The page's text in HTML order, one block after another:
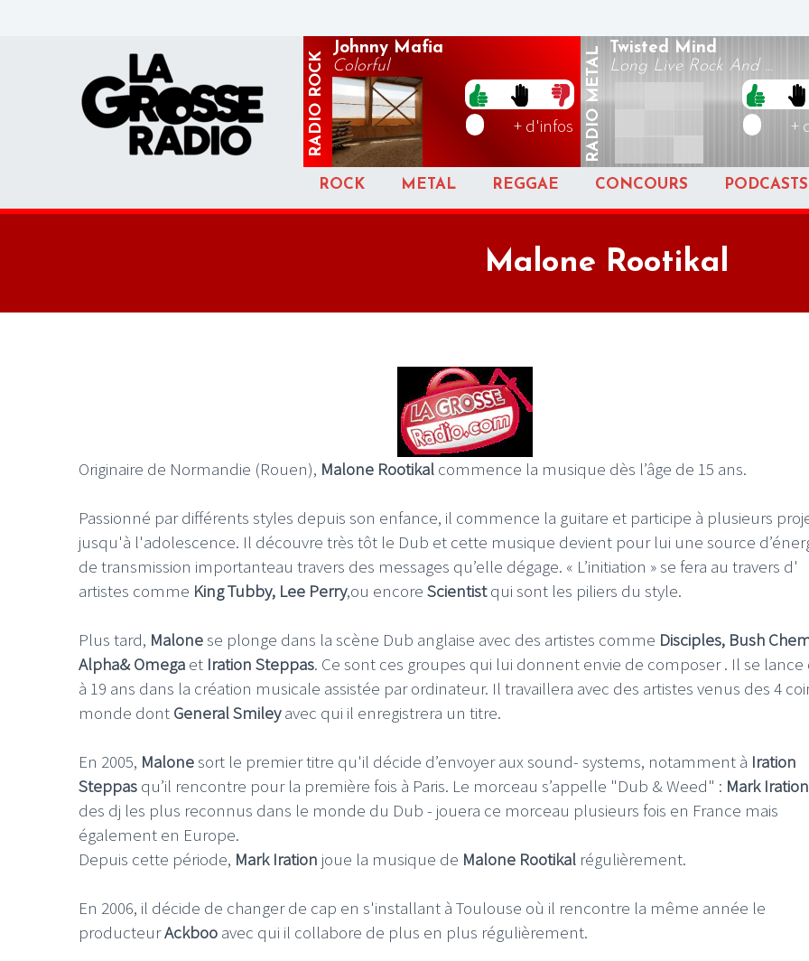
RADIO
ROCK
Johnny Mafia
Colorful
+ d'infos RADIO
METAL
Twisted Mind
Long Live Rock And ...
+
ROCK METAL REGGAE CONCOURS PODCASTS
Malone Rootikal
Originaire de Normandie (Rouen), Malone Rootikal commence la musique dès l’âge de 15 ans.
Passionné par différents styles depuis son enfance, il commence la guitare et participe à plusieurs
jusqu'à l'adolescence. Il découvre très tôt le Dub et cette musique devient pour lui une source
de transmission importanteau travers des messages qu’elle dégage. « L’initiation » se fera au travers d'
artistes comme King Tubby, Lee Perry,ou encore Scientistqui sont les piliers du style.
Plus tard, Malonese plonge dans la scène Dub anglaise avec des artistes comme Disciples, Bush
Alpha& Omega et Iration Steppas. Ce sont ces groupes qui lui donnent envie de composer . Il se lance
à 19 ans dans la création musicale assistée par ordinateur. Il travaillera avec des artistes venus des 4
monde dont General Smileyavec qui il enregistrera un titre.
En 2005, Malonesort le premier titre qu'il décide d’envoyer aux sound- systems, notamment à Iration
Steppas qu’il rencontre pour la première fois à Paris. Le morceau s’appelle "Dub & Weed" : Mark Iration
des dj les plus reconnus dans le monde du Dub - jouera ce morceau plusieurs fois en France mais
également en Europe.
Depuis cette période, Mark Iration joue la musique de Malone Rootikal régulièrement.
En 2006, il décide de changer de cap en s'installant à Toulouse où il rencontre la même année le
producteurAckboo avec qui il collabore de plus en plus régulièrement.